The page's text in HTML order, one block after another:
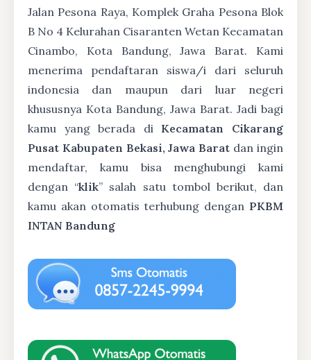
Jalan Pesona Raya, Komplek Graha Pesona Blok
B No 4 Kelurahan Cisaranten Wetan Kecamatan
Cinambo, Kota Bandung, Jawa Barat. Kami
menerima pendaftaran siswa/i dari seluruh
indonesia dan maupun dari luar negeri
khususnya Kota Bandung, Jawa Barat. Jadi bagi
kamu yang berada di Kecamatan Cikarang
Pusat Kabupaten Bekasi, Jawa Barat dan ingin
mendaftar, kamu bisa menghubungi kami
dengan “klik” salah satu tombol berikut, dan
kamu akan otomatis terhubung dengan PKBM
INTAN Bandung